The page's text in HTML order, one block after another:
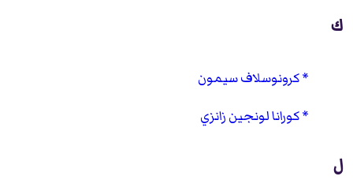
ك
كرونوسلاف سيمون
كورانا لونجين زانزي
ل